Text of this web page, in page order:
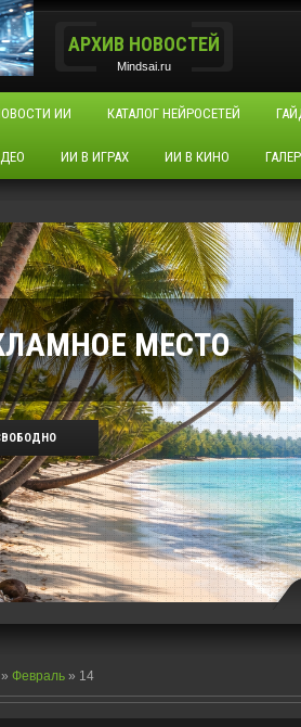
АРХИВ НОВОСТЕЙ
Mindsai.ru
ИИ КАТАЛОГ НЕЙРОСЕТЕЙ
ИИ В ИГРАХ ИИ В КИНО
МЕСТО
» Февраль » 14